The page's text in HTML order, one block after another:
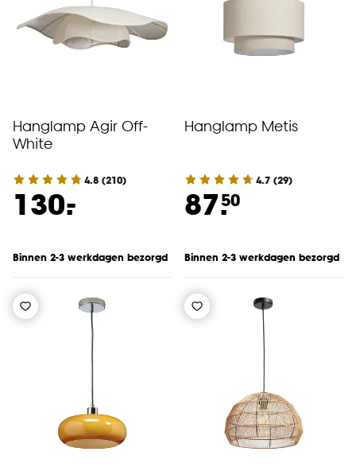
Hanglamp Agir Off-
White
4.8 (210)
130.
-
Binnen 2-3 werkdagen bezorgd
Hanglamp Metis
4.7 (29)
87.50
Binnen 2-3 werkdagen bezorgd